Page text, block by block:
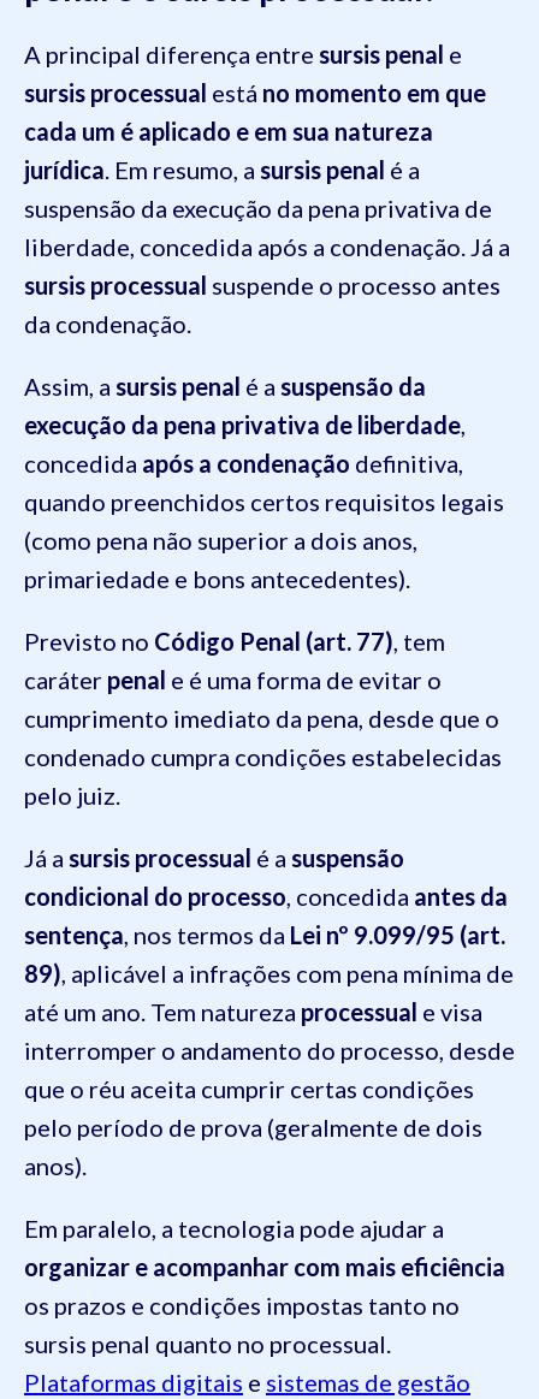
A principal diferença entre sursis penal e
sursis processual está no momento em que
cada um é aplicado e em sua natureza
jurídica. Em resumo, a sursis penal é a
suspensão da execução da pena privativa de
liberdade, concedida após a condenação. Já a
sursis processual suspende o processo antes
da condenação.
Assim, a sursis penal é a suspensão da
execução da pena privativa de liberdade,
concedida após a condenação definitiva,
quando preenchidos certos requisitos legais
(como pena não superior a dois anos,
primariedade e bons antecedentes).
Previsto no Código Penal (art. 77), tem
caráter penal e é uma forma de evitar o
cumprimento imediato da pena, desde que o
condenado cumpra condições estabelecidas
pelo juiz.
Já a sursis processual é a suspensão
condicional do processo, concedida antes da
sentença, nos termos da Lei nº 9.099/95 (art.
89), aplicável a infrações com pena mínima de
até um ano. Tem natureza processual e visa
interromper o andamento do processo, desde
que o réu aceita cumprir certas condições
pelo período de prova (geralmente de dois
anos).
Em paralelo, a tecnologia pode ajudar a
organizar e acompanhar com mais eficiência
os prazos e condições impostas tanto no
sursis penal quanto no processual.
Plataformas digitais e sistemas de gestão